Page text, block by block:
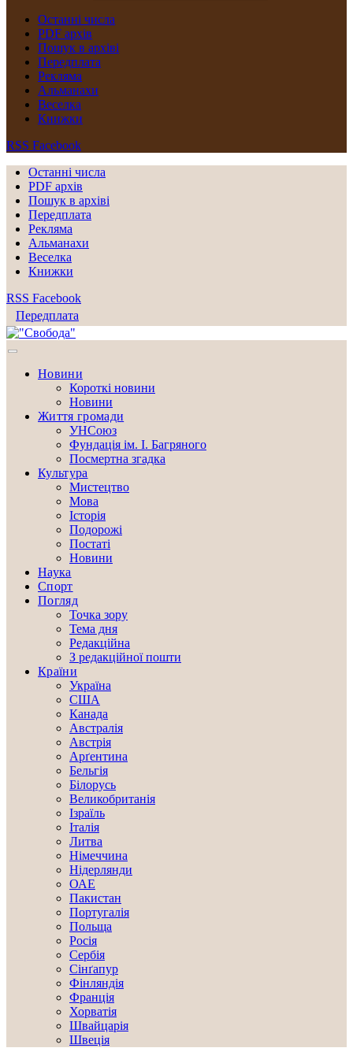
Останні числа
PDF архів
Пошук в архіві
Передплата
Рекляма
Альманахи
Веселка
Книжки
RSS Facebook
Останні числа
PDF архів
Пошук в архіві
Передплата
Рекляма
Альманахи
Веселка
Книжки
RSS Facebook
Передплата
Новини
Короткі новини
Новини
Життя громади
УНСоюз
Фундація ім. І. Багряного
Посмертна згадка
Культура
Мистецтво
Мова
Історія
Подорожі
Постаті
Новини
Наука
Спорт
Погляд
Точка зору
Тема дня
Редакційна
З редакційної пошти
Країни
Україна
США
Канада
Австралія
Австрія
Арґентина
Бельгія
Білорусь
Великобританія
Ізраїль
Італія
Литва
Німеччина
Нідерлянди
ОАЕ
Пакистан
Португалія
Польща
Росія
Сербія
Сінґапур
Фінляндія
Франція
Хорватія
Швайцарія
Швеція